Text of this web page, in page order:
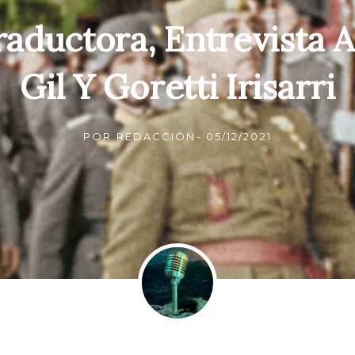
Entrevista
Gil Y Goretti Irisarri
PORREDACCIÓN - 05/12/2021